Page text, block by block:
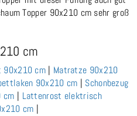
Topper 90x210 cm sehr groß
cm
90x210 cm | Matratze 90x210
90x210 cm | Schonbezug
cm | Lattenrost elektrisch
cm |